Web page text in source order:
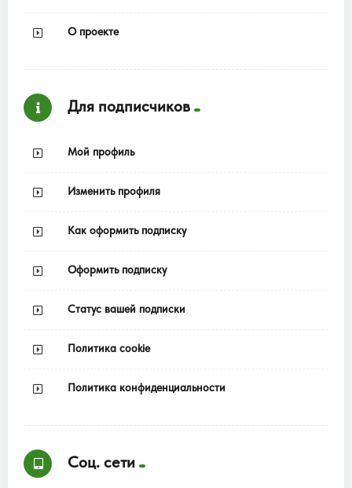
О проекте
Для подписчиков
Мой профиль
Изменить профиля
Как оформить подписку
Оформить подписку
Статус вашей подписки
Политика cookie
Политика конфиденциальности
Соц. сети